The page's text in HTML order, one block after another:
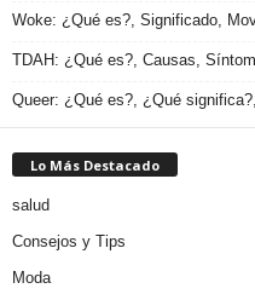
Woke: ¿Qué es?, Significado,
TDAH: ¿Qué es?, Causas,
Queer: ¿Qué es?, ¿Qué
Lo Más Destacado
salud
Consejos y Tips
Moda